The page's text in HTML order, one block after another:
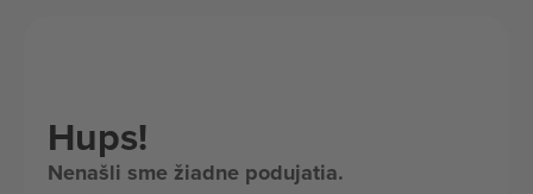
Hups!
Nenašli sme žiadne podujatia.